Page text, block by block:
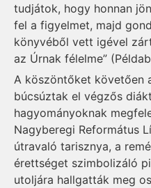
tudjátok, hogy honnan
fel a figyelmet, majd
könyvéből vett igével
az Úrnak félelme”
A köszöntőket követően
búcsúztak el végzős
hagyományoknak
Nagyberegi Református
útravaló tarisznya, a
érettséget szimbolizáló
utoljára hallgatták meg